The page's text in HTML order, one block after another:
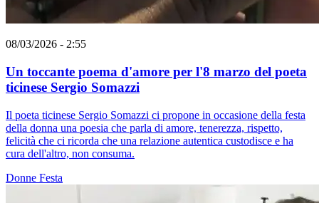
08/03/2026 - 2:55
Un toccante poema d'amore per l'8 marzo del poeta
ticinese Sergio Somazzi
Il poeta ticinese Sergio Somazzi ci propone in occasione della festa
della donna una poesia che parla di amore, tenerezza, rispetto,
felicità che ci ricorda che una relazione autentica custodisce e ha
cura dell'altro, non consuma.
Donne Festa